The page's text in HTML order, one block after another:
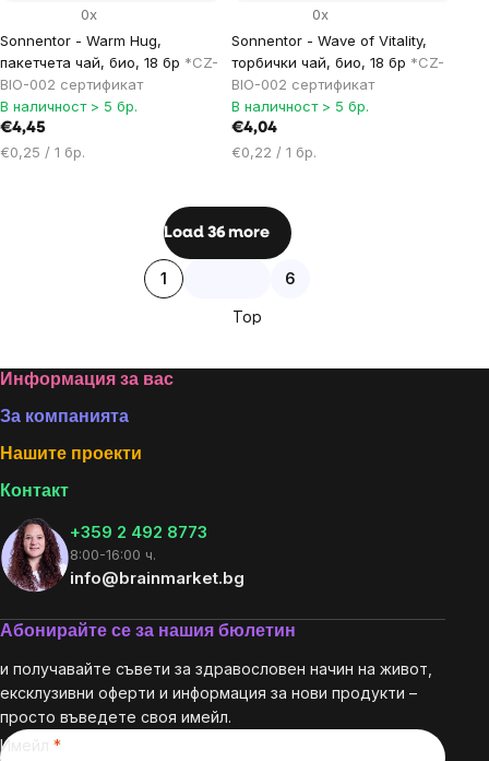
Sonnentor - Warm Hug,
пакетчета чай, био, 18 бр *CZ-
BIO-002 сертификат
0x
В наличност > 5 бр.
€4,45
Цена
€0,25 / 1 бр.
Sonnentor - Wave of Vitality,
торбички чай, био, 18 бр *CZ-
BIO-002 сертификат
0x
В наличност > 5 бр.
€4,04
Цена
€0,22 / 1 бр.
Listing
controls
Load 36 more
Pagination
1 6
Top
Footer
Информация за вас
За компанията
Нашите проекти
Контакт
+359 2 492 8773
8:00-16:00 ч.
info@brainmarket.bg
Абонирайте се за нашия бюлетин
и получавайте съвети за здравословен начин на живот,
ексклузивни оферти и информация за нови продукти –
просто въведете своя имейл.
Имейл